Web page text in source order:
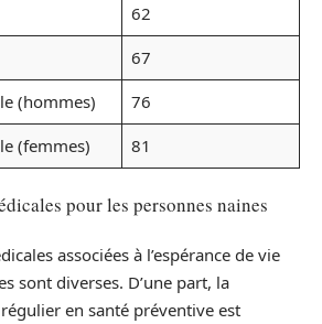
62
67
(hommes)
76
(femmes)
81
pour les personnes naines
associées à l’espérance de vie
sont diverses. D’une part, la
en santé préventive est